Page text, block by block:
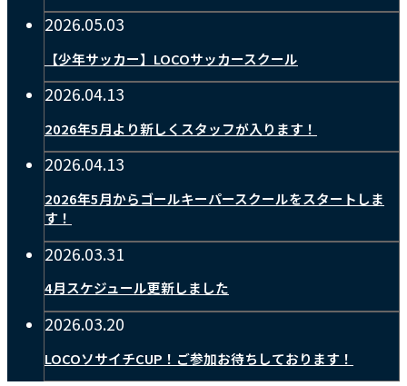
2026.05.03
【少年サッカー】LOCOサッカースクール
2026.04.13
2026年5月より新しくスタッフが入ります！
2026.04.13
2026年5月からゴールキーパースクールをスタートしま
す！
2026.03.31
4月スケジュール更新しました
2026.03.20
LOCOソサイチCUP！ご参加お待ちしております！